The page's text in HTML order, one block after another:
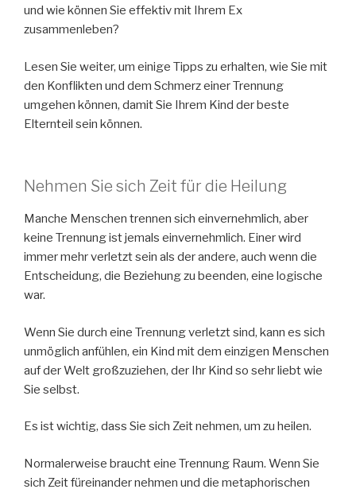
und wie können Sie effektiv mit Ihrem Ex
zusammenleben?
Lesen Sie weiter, um einige Tipps zu erhalten, wie Sie mit
den Konflikten und dem Schmerz einer Trennung
umgehen können, damit Sie Ihrem Kind der beste
Elternteil sein können.
Nehmen Sie sich Zeit für die Heilung
Manche Menschen trennen sich einvernehmlich, aber
keine Trennung ist jemals einvernehmlich. Einer wird
immer mehr verletzt sein als der andere, auch wenn die
Entscheidung, die Beziehung zu beenden, eine logische
war.
Wenn Sie durch eine Trennung verletzt sind, kann es sich
unmöglich anfühlen, ein Kind mit dem einzigen Menschen
auf der Welt großzuziehen, der Ihr Kind so sehr liebt wie
Sie selbst.
Es ist wichtig, dass Sie sich Zeit nehmen, um zu heilen.
Normalerweise braucht eine Trennung Raum. Wenn Sie
sich Zeit füreinander nehmen und die metaphorischen